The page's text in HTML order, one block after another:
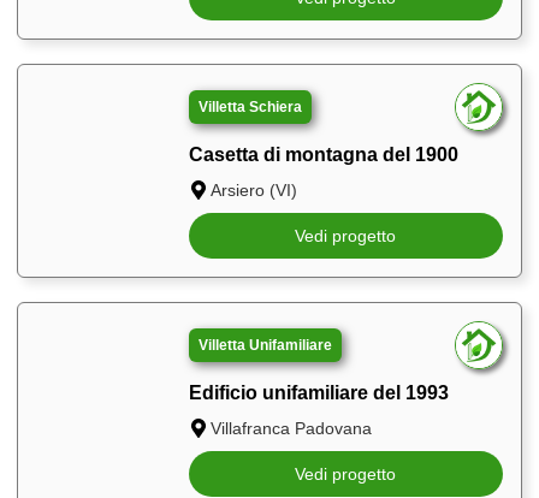
Villetta Schiera
Casetta di montagna del 1900
Arsiero (VI)
Vedi progetto
Villetta Unifamiliare
Edificio unifamiliare del 1993
Villafranca Padovana
Vedi progetto